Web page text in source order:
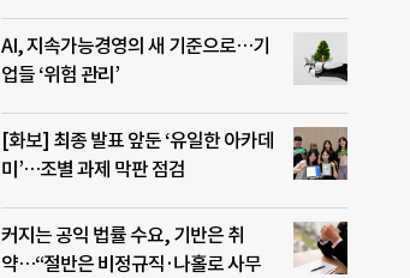
AI, 지속가능경영의 새 기준으로…기
업들 ‘위험 관리’
[화보] 최종 발표 앞둔 ‘유일한 아카데
미’…조별 과제 막판 점검
커지는 공익 법률 수요, 기반은 취
약…“절반은 비정규직·나홀로 사무